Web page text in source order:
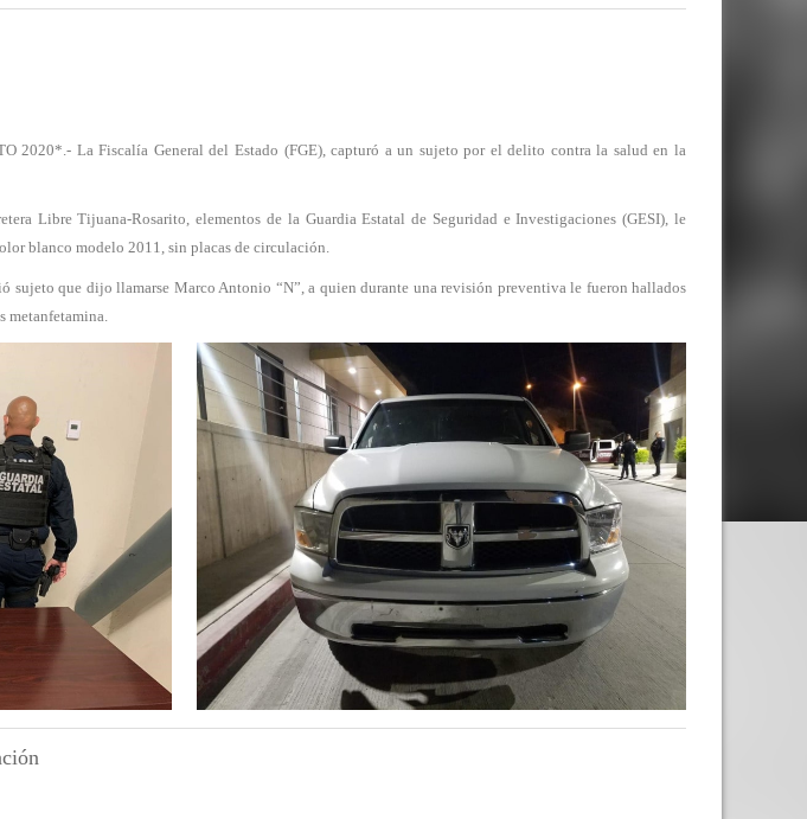
2020*.- La Fiscalía General del Estado (FGE), capturó a un sujeto por el delito contra la salud en la
Libre Tijuana-Rosarito, elementos de la Guardia Estatal de Seguridad e Investigaciones (GESI), le
blanco modelo 2011, sin placas de circulación.
sujeto que dijo llamarse Marco Antonio “N”, a quien durante una revisión preventiva le fueron hallados
metanfetamina.